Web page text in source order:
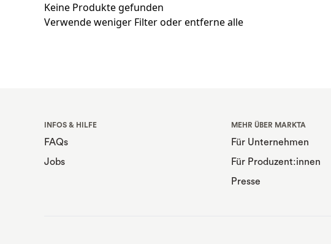
Keine Produkte gefunden
Verwende weniger Filter oderentferne alle
INFOS & HILFE
FAQs
Jobs
MEHR ÜBER MARKTA
Für Unternehmen
Für Produzent:innen
Presse